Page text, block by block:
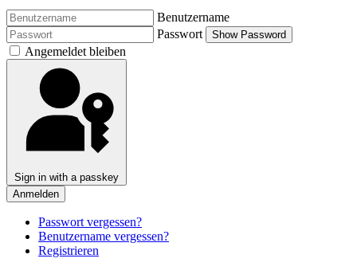
Benutzername
Passwort
Show Password
Angemeldet bleiben
Sign in with a passkey
Anmelden
Passwort vergessen?
Benutzername vergessen?
Registrieren